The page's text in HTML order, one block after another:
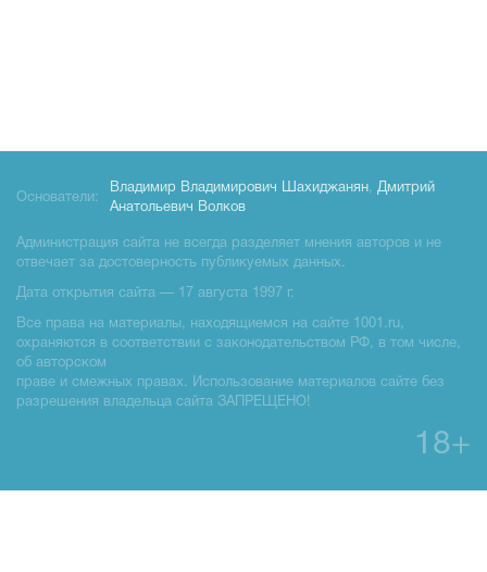
Основатели:
Владимир Владимирович Шахиджанян, Дмитрий
Анатольевич Волков
Администрация сайта не всегда разделяет мнения авторов и не
отвечает за достоверность публикуемых данных.
Дата открытия сайта — 17 августа 1997 г.
Все права на материалы, находящиемся на сайте 1001.ru,
охраняются в соответствии с законодательством РФ, в том числе,
об авторском
праве и смежных правах. Использование материалов сайте без
разрешения владельца сайта ЗАПРЕЩЕНО!
18+